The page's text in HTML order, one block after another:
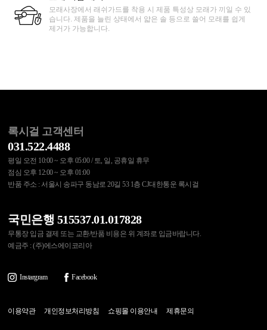
모래사장에서 래쉬가드를 착용 시 제품 특성상 모래가 끼일 수 있
습니다. 제품을 늘린 상태에서 얇은 솔 등으로 쓸어 모래를 쉽게
제거가 가능합니다.
록시걸 고객센터
031.522.4488
평일 오전 10:00 ~ 오후 05:00 / 토, 일, 공휴일 휴무
점심 오후 12:00 ~ 오후 01:00
반품 주소 : 서울시 송파구 동남로 20길 53 1층 CJ대한통운 록시걸
국민은행 515537.01.017828
무통장 입금 결제 또는 교환/반품 비용은 위 계좌로 입금바랍니다.
예금주 : (주)에스에이코리아
Instargram Facebook
이용약관 개인정보처리방침 쇼핑몰 이용안내 제휴문의